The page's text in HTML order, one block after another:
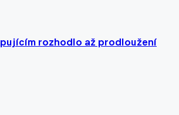
rozhodlo až prodloužení